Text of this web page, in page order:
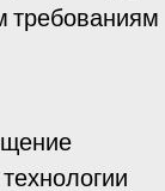
требованиям